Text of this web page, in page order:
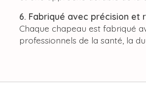
6. Fabriqué avec précision et
Chaque chapeau est fabriqué
professionnels de la santé, la